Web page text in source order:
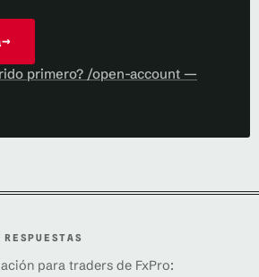
→
primero? /open-account —
para traders de FxPro: